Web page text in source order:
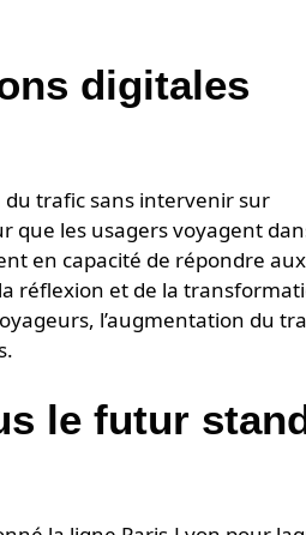
digitales
trafic sans intervenir sur
que les usagers voyagent
en capacité de répondre aux
réflexion et de la
l’augmentation du
le futur